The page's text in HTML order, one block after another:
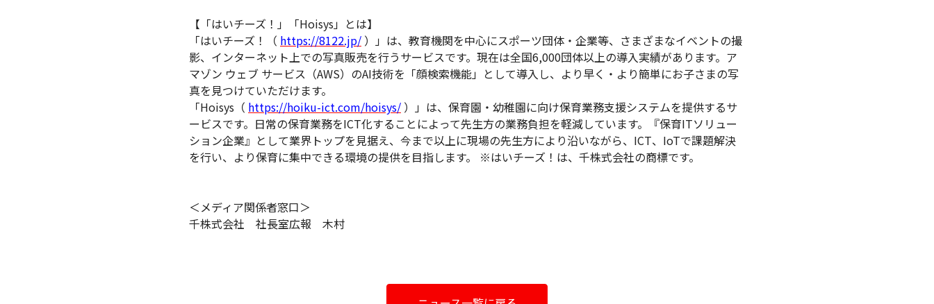
【「はいチーズ！」「Hoisys」とは】
「はいチーズ！（ https://8122.jp/ ）」は、教育機関を中心にスポーツ団体・企業等、さまざまなイベントの撮
影、インターネット上での写真販売を行うサービスです。現在は全国6,000団体以上の導入実績があります。ア
マゾン ウェブ サービス（AWS）のAI技術を「顔検索機能」として導入し、より早く・より簡単にお子さまの写
真を見つけていただけます。
「Hoisys（ https://hoiku-ict.com/hoisys/ ）」は、保育園・幼稚園に向け保育業務支援システムを提供するサ
ービスです。日常の保育業務をICT化することによって先生方の業務負担を軽減しています。『保育ITソリュー
ション企業』として業界トップを見据え、今まで以上に現場の先生方により沿いながら、ICT、IoTで課題解決
を行い、より保育に集中できる環境の提供を目指します。 ※はいチーズ！は、千株式会社の商標です。
＜メディア関係者窓口＞
千株式会社 社長室広報 木村